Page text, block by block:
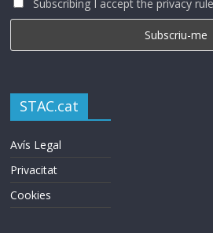
Subscribing I accept the privacy
STAC.cat
Avís Legal
Privacitat
Cookies